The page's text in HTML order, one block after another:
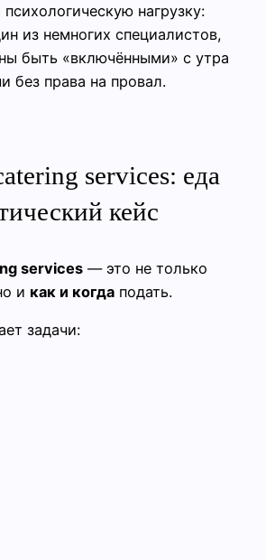
нагрузку:
из немногих специалистов,
быть «включёнными» с утра
без права на провал.
services: еда
кейс
services — это не только
и как и когда подать.
задачи: